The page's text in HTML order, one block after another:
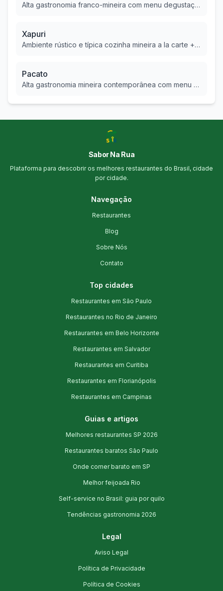
Alta gastronomia franco-mineira com menu degustação, comandada pelo chef Leo Paixão.
Xapuri
Ambiente rústico e típica cozinha mineira a la carte + buffet, com natureza ao redor.
Pacato
Alta gastronomia mineira contemporânea com menu degustação e toque afetivo, em ambiente elegante.
Sabor Na Rua
Plataforma para descobrir os melhores restaurantes do Brasil, cidade
por cidade.
Navegação
Restaurantes
Blog
Sobre Nós
Contato
Top cidades
Restaurantes em São Paulo
Restaurantes no Rio de Janeiro
Restaurantes em Belo Horizonte
Restaurantes em Salvador
Restaurantes em Curitiba
Restaurantes em Florianópolis
Restaurantes em Campinas
Guias e artigos
Melhores restaurantes SP 2026
Restaurantes baratos São Paulo
Onde comer barato em SP
Melhor feijoada Rio
Self-service no Brasil: guia por quilo
Tendências gastronomia 2026
Legal
Aviso Legal
Política de Privacidade
Política de Cookies